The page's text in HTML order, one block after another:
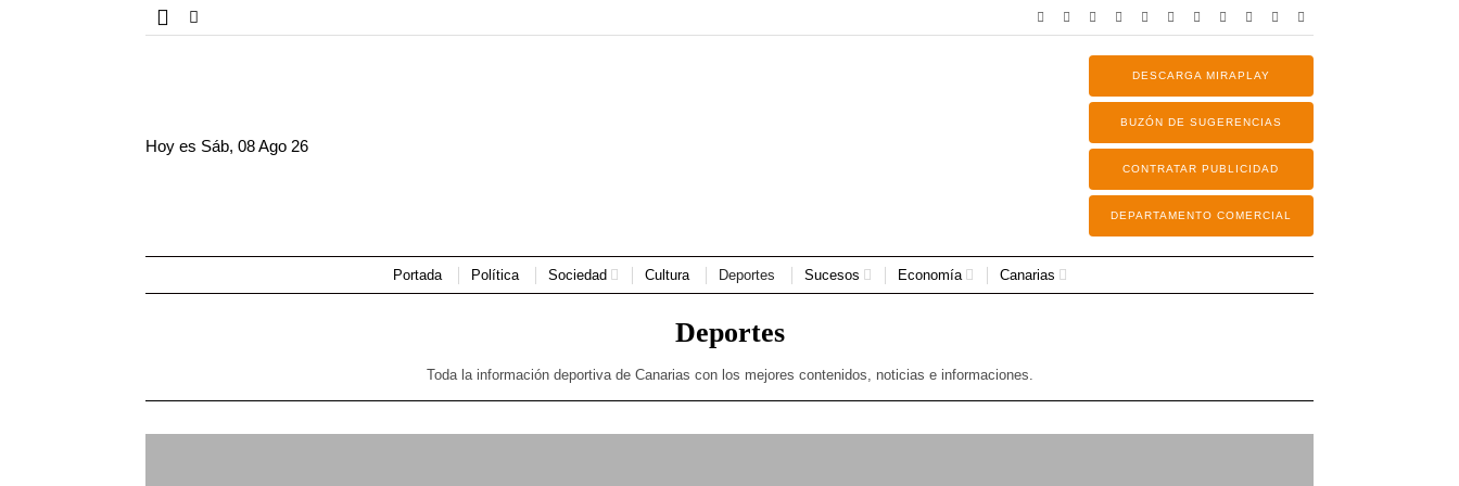
Hoy es Sáb, 08 Ago 26
DESCARGA MIRAPLAY
BUZÓN DE SUGERENCIAS
CONTRATAR PUBLICIDAD
DEPARTAMENTO COMERCIAL
Portada Política Sociedad Cultura Deportes Sucesos Economía Canarias
Deportes
Toda la información deportiva de Canarias con los mejores contenidos, noticias e informaciones.